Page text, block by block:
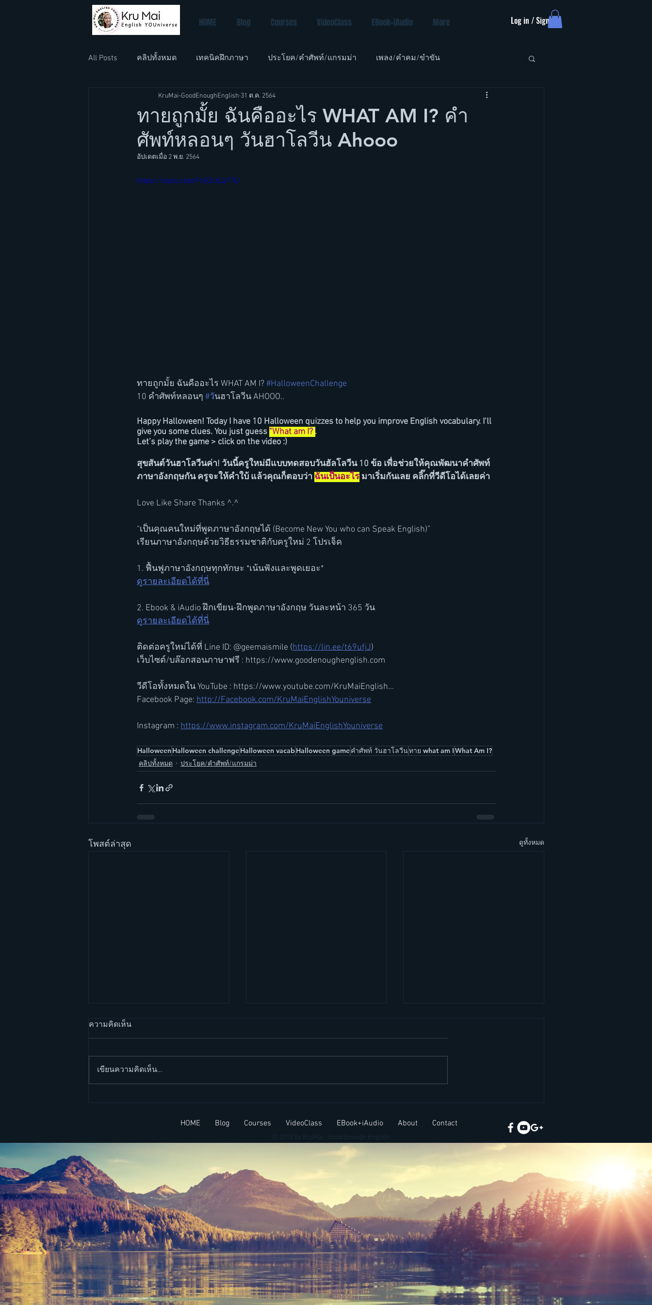
HOME Blog Courses VideoClass EBook+iAudio More Log in / Sign up
All Posts คลิปทั้งหมด เทคนิคฝึกภาษา ประโยค/คำศัพท์/แกรมม่า เพลง/คำคม/ขำขัน
ภาษาอังกฤษที่ทำงาน ภาษาอังกฤษเด็ก
ทายถูกมั้ย ฉันคืออะไร WHAT AM I? คำ
ศัพท์หลอนๆ วันฮาโลวีน Ahooo
KruMai-GoodEnoughEnglish 31 ต.ค. 2564
อัปเดตเมื่อ 2 พ.ย. 2564
https://youtu.be/Fn02izCa1TU
ทายถูกมั้ย ฉันคืออะไร WHAT AM I? #HalloweenChallenge
10 คำศัพท์หลอนๆ #วันฮาโลวีน AHOOO..
Happy Halloween! Today I have 10 Halloween quizzes to help you improve English vocabulary. I’ll
give you some clues. You just guess "What am I?".
Let’s play the game > click on the video :)
สุขสันต์วันฮาโลวีนค่า! วันนี้ครูใหม่มีแบบทดสอบวันฮัลโลวีน 10 ข้อ เพื่อช่วยให้คุณพัฒนาคำศัพท์
ภาษาอังกฤษกัน ครูจะให้คำใบ้ แล้วคุณก็ตอบว่า ฉันเป็นอะไร มาเริ่มกันเลย คลิ๊กที่วีดีโอได้เลยค่า
Love Like Share Thanks ^.^
“เป็นคุณคนใหม่ที่พูดภาษาอังกฤษได้ (Become New You who can Speak English)”
เรียนภาษาอังกฤษด้วยวิธีธรรมชาติกับครูใหม่ 2 โปรเจ็ค
1. ฟื้นฟูภาษาอังกฤษทุกทักษะ *เน้นฟังและพูดเยอะ*
ดูรายละเอียดได้ที่นี่
2. Ebook & iAudio ฝึกเขียน-ฝึกพูดภาษาอังกฤษ วันละหน้า 365 วัน
ดูรายละเอียดได้ที่นี่
ติดต่อครูใหม่ได้ที่ Line ID: @geemaismile (https://lin.ee/t69ufjJ)
เว็บไซต์/บล๊อกสอนภาษาฟรี : https://www.goodenoughenglish.com
วีดีโอทั้งหมดใน YouTube : https://www.youtube.com/KruMaiEnglish...
Facebook Page: http://Facebook.com/KruMaiEnglishYouniverse
Instagram : https://www.instagram.com/KruMaiEnglishYouniverse
Halloween Halloween challengeHalloween vacabHalloween gameคำศัพท์ วันฮาโลวีนทาย what am IWhat Am I?
คลิปทั้งหมด ประโยค/คำศัพท์/แกรมม่า
โพสต์ล่าสุด ดูทั้งหมด
วิล สมิธ กับการสร้างกำแพง
สำนวนภาษาอังกฤษ Elephant
ประโยคภาษาอังกฤษสั้นๆ เจอ
ความคิดเห็น
เขียนความคิดเห็น…
© 2018 by KruMai - Good Enough English.
HOME Blog Courses VideoClass EBook+iAudio About Contact